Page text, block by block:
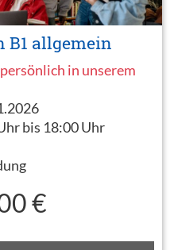
B1 allgemein
in unserem
bis 18:00 Uhr
€